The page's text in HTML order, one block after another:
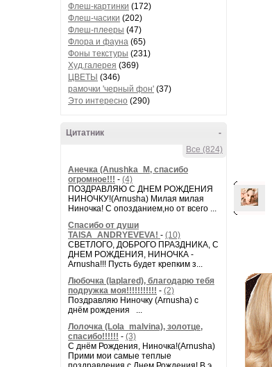
Флеш-картинки (172)
Флеш-часики (202)
Флеш-плееры (47)
Флора и фауна (65)
Фоны текстуры (231)
Худ.галерея (369)
ЦВЕТЫ (346)
рамочки 'черный фон' (37)
Это интересно (290)
-
Цитатник
Все (824)
Анечка (Anushka_M, спасибо
огромное!!! - (4)
ПОЗДРАВЛЯЮ С ДНЕМ РОЖДЕНИЯ
НИНОЧКУ!(Arnusha) Милая милая
Ниночка! С опозданием,но от всего ...
Спасибо от души
TAISA_ANDRYEVEVA! - (10)
СВЕТЛОГО, ДОБРОГО ПРАЗДНИКА, С
ДНЕМ РОЖДЕНИЯ, НИНОЧКА -
Arnusha!!! Пусть будет крепким з...
Любочка (laplared), благодарю тебя
подружка моя!!!!!!!!!!! - (2)
Поздравляю Ниночку (Arnusha) с
днём рождения ...
Лолочка (Lola_malvina), золотце,
спасибо!!!!!! - (3)
С днём Рождения, Ниночка!(Аrnusha)
Прими мои самые теплые